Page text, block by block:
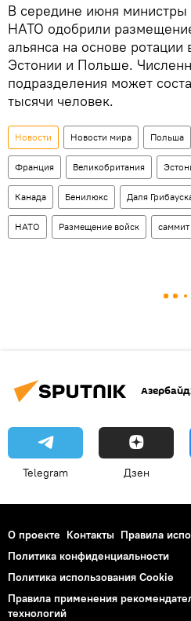
В середине июня
НАТО одобрили
альянса на основе ротации
Эстонии и Польше.
подразделения может
тысячи человек.
Новости Новости мира Польша
Франция Великобритания
Канада Бенилюкс Даля
НАТО Размещение войск саммит
Telegram Дзен
О проекте Контакты Правила
Политика конфиденциальности
Политика использования Cookie
Правила применения
технологий